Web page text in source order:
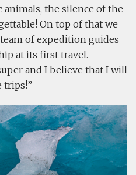
the silence of the
On top of that we
of expedition guides
at its first travel.
and I believe that I will
trips!